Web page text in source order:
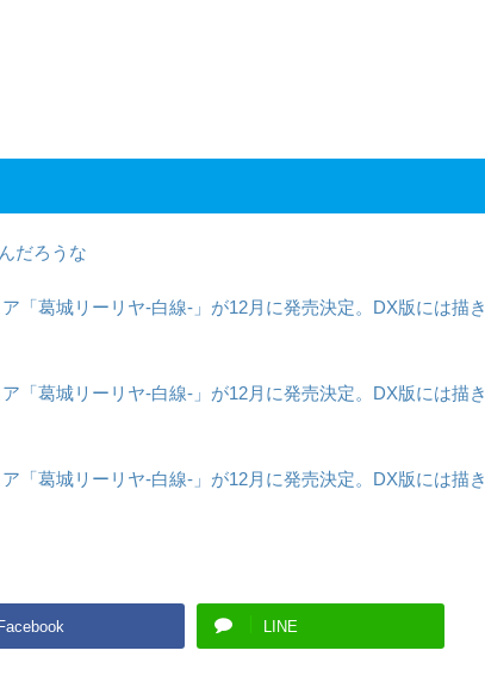
だろうな
「葛城リーリヤ-白線-」が12月に発売決定。DX版には描き
「葛城リーリヤ-白線-」が12月に発売決定。DX版には描き
「葛城リーリヤ-白線-」が12月に発売決定。DX版には描き
LINE